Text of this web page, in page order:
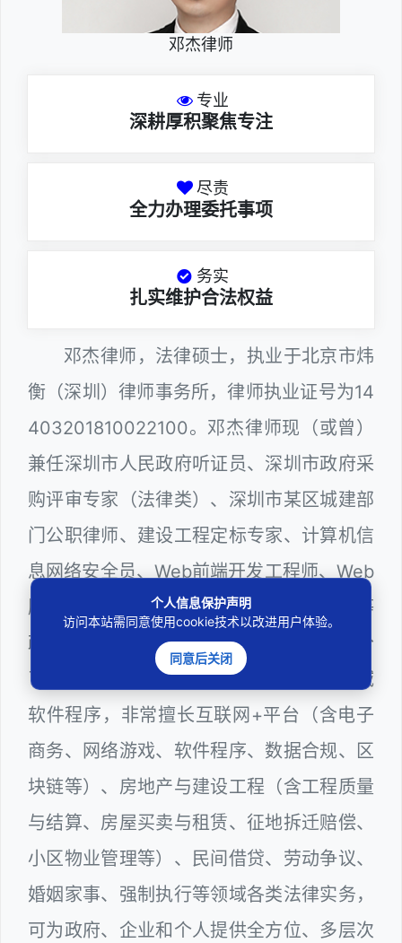
邓杰律师
专业
深耕厚积聚焦专注
尽责
全力办理委托事项
务实
扎实维护合法权益
邓杰律师，法律硕士，执业于北京市炜
衡（深圳）律师事务所，律师执业证号为14
403201810022100。邓杰律师现（或曾）
兼任深圳市人民政府听证员、深圳市政府采
购评审专家（法律类）、深圳市某区城建部
门公职律师、建设工程定标专家、计算机信
息网络安全员、Web前端开发工程师、Web
服务器维护工程师，在城建、教育、纪检等
政府系统以及网络科技领域从业多年，十分
了解行政程序运行规则，颇为熟悉网络领域
软件程序，非常擅长互联网+平台（含电子
商务、网络游戏、软件程序、数据合规、区
块链等）、房地产与建设工程（含工程质量
与结算、房屋买卖与租赁、征地拆迁赔偿、
小区物业管理等）、民间借贷、劳动争议、
婚姻家事、强制执行等领域各类法律实务，
可为政府、企业和个人提供全方位、多层次
个人信息保护声明
访问本站需同意使用cookie技术以改进用户体验。
同意后关闭